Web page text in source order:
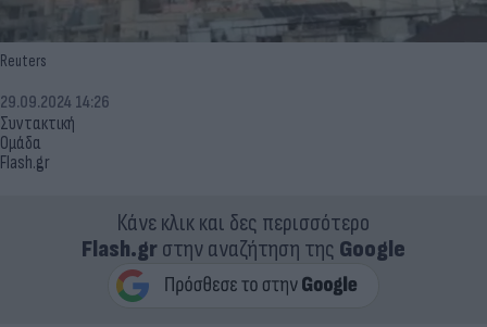
Reuters
Συντακτική
Ομάδα
Flash.gr
29.09.2024 14:26
Κάνε κλικ και δες περισσότερο
Flash.grστην αναζήτηση της Google